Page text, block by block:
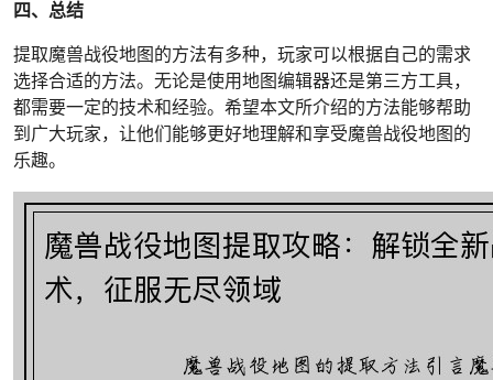
四、总结
提取魔兽战役地图的方法有多种，玩家可以根据自己的需求
选择合适的方法。无论是使用地图编辑器还是第三方工具，
都需要一定的技术和经验。希望本文所介绍的方法能够帮助
到广大玩家，让他们能够更好地理解和享受魔兽战役地图的
乐趣。